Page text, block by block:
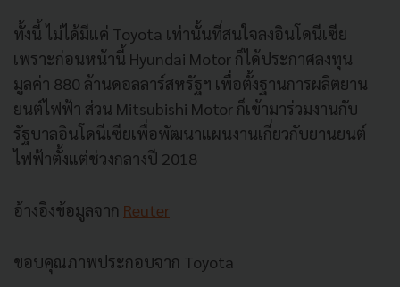
ทั้งนี้ ไม่ได้มีแค่ Toyota เท่านั้นที่สนใจลงอินโดนีเซีย
เพราะก่อนหน้านี้ Hyundai Motor ก็ได้ประกาศลงทุน
มูลค่า 880 ล้านดอลลาร์สหรัฐฯ เพื่อตั้งฐานการผลิตยาน
ยนต์ไฟฟ้า ส่วน Mitsubishi Motor ก็เข้ามาร่วมงานกับ
รัฐบาลอินโดนีเซียเพื่อพัฒนาแผนงานเกี่ยวกับยานยนต์
ไฟฟ้าตั้งแต่ช่วงกลางปี 2018
อ้างอิงข้อมูลจาก Reuter
ขอบคุณภาพประกอบจาก Toyota